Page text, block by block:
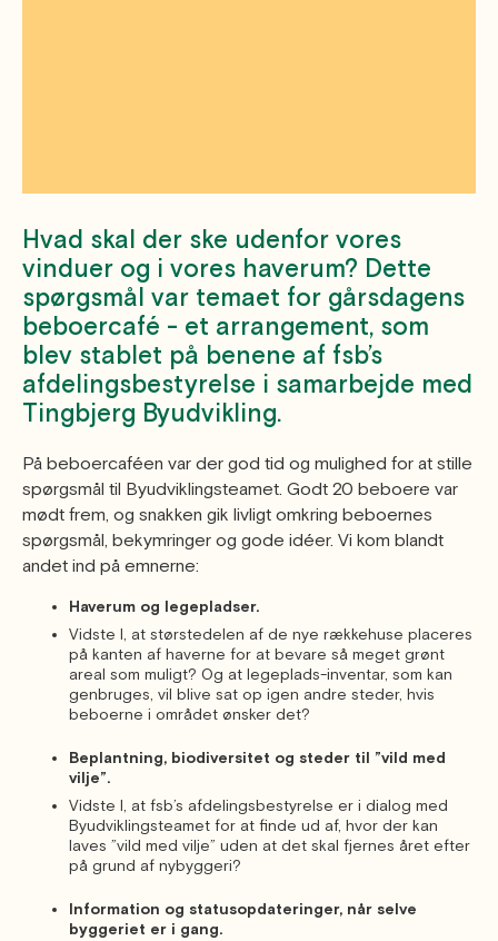
Hvad skal der ske udenfor vores
vinduer og i vores haverum? Dette
spørgsmål var temaet for gårsdagens
beboercafé - et arrangement, som
blev stablet på benene af fsb’s
afdelingsbestyrelse i samarbejde med
Tingbjerg Byudvikling.
På beboercaféen var der god tid og mulighed for at stille
spørgsmål til Byudviklingsteamet. Godt 20 beboere var
mødt frem, og snakken gik livligt omkring beboernes
spørgsmål, bekymringer og gode idéer. Vi kom blandt
andet ind på emnerne:
Haverum og legepladser.
Vidste I, at størstedelen af de nye rækkehuse placeres
på kanten af haverne for at bevare så meget grønt
areal som muligt? Og at legeplads-inventar, som kan
genbruges, vil blive sat op igen andre steder, hvis
beboerne i området ønsker det?
Beplantning, biodiversitet og steder til ”vild med
vilje”.
Vidste I, at fsb’s afdelingsbestyrelse er i dialog med
Byudviklingsteamet for at finde ud af, hvor der kan
laves ”vild med vilje” uden at det skal fjernes året efter
på grund af nybyggeri?
Information og statusopdateringer, når selve
byggeriet er i gang.